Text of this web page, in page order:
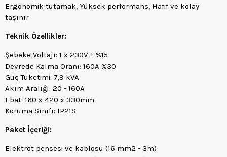
Ergonomik tutamak, Yüksek performans, Hafif ve kolay
taşınır
Teknik Özellikler:
Şebeke Voltajı: 1 x 230V ± %15
Devrede Kalma Oranı: 160A %30
Güç Tüketimi: 7,9 kVA
Akım Aralığı: 20 - 160A
Ebat: 160 x 420 x 330mm
Koruma Sınıfı: IP21S
Paket İçeriği:
Elektrot pensesi ve kablosu (16 mm2 - 3m)